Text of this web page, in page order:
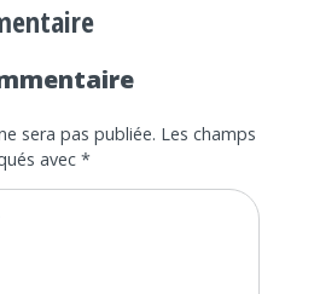
sera pas publiée. Les champs
avec *